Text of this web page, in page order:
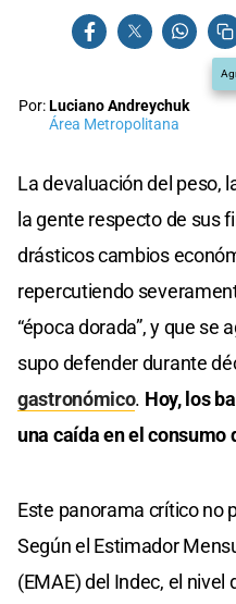
Por:Luciano Andreychuk
Área Metropolitana
La devaluación del peso,
la gente respecto de sus
drásticos cambios
repercutiendo
“época dorada”, y que se
supo defender durante
gastronómico. Hoy, los
una caída en el consumo
Este panorama crítico no
Según el Estimador
(EMAE) del Indec, el nivel